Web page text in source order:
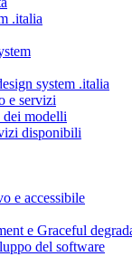
.italia
system .italia
e servizi
dei modelli
disponibili
e accessibile
e Graceful
del software